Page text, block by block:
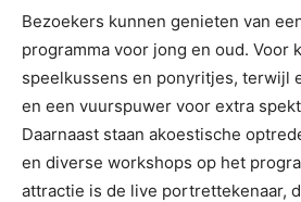
Bezoekers kunnen genieten van
programma voor jong en oud. Voor
speelkussens en ponyritjes, terwijl
en een vuurspuwer voor extra
Daarnaast staan akoestische
en diverse workshops op het
attractie is de live portrettekenaar,